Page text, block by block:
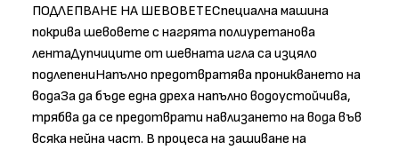
ПОДЛЕПВАНЕ НА ШЕВОВЕТЕСпециална машина
покрива шевовете с нагрята полиуретанова
лентаДупчиците от шевната игла са изцяло
подлепениНапълно предотвратява проникването на
водаЗа да бъде една дреха напълно водоустойчива,
трябва да се предотврати навлизането на вода във
всяка нейна част. В процеса на зашиване на